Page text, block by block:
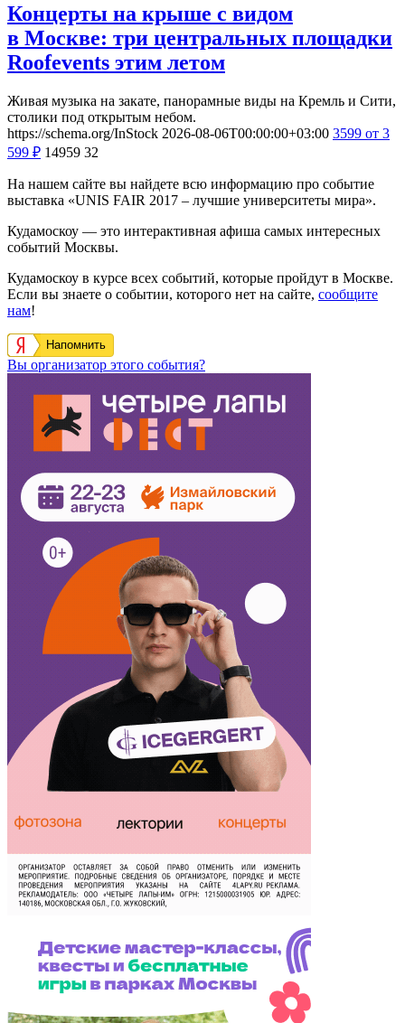
Концерты на крыше с видом
в Москве: три центральных площадки
Roofevents этим летом
Живая музыка на закате, панорамные виды на Кремль и Сити,
столики под открытым небом.
https://schema.org/InStock 2026-08-06T00:00:00+03:00 3599 от 3
599 ₽ 14959 32
На нашем сайте вы найдете всю информацию про событие
выставка «UNIS FAIR 2017 – лучшие университеты мира».
Кудамоскоу — это интерактивная афиша самых интересных
событий Москвы.
Кудамоскоу в курсе всех событий, которые пройдут в Москве.
Если вы знаете о событии, которого нет на сайте, сообщите
нам!
Напомнить
Вы организатор этого события?